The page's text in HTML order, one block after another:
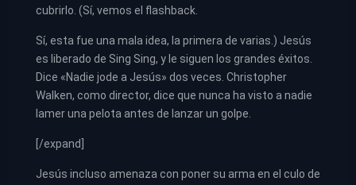
cubrirlo. (Sí, vemos el flashback.
Sí, esta fue una mala idea, la primera de varias.) Jesús
es liberado de Sing Sing, y le siguen los grandes éxitos.
Dice «Nadie jode a Jesús» dos veces. Christopher
Walken, como director, dice que nunca ha visto a nadie
lamer una pelota antes de lanzar un golpe.
[/expand]
Jesús incluso amenaza con poner su arma en el culo de